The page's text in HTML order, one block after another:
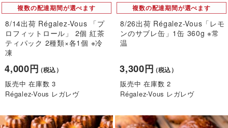
複数の配達期間が選べます
8/14出荷 Régalez-Vous 「プ
ロフィットロール」 2個 紅茶
ティパック 2種類×各1個 ※冷
凍
4,000円（税込）
販売中 在庫数 3
Régalez-Vous レガレヴ
複数の配達期間が選べます
8/26出荷 Régalez-Vous「レモ
ンのサブレ缶」1缶 360g ※常
温
3,300円（税込）
販売中 在庫数 2
Régalez-Vous レガレヴ